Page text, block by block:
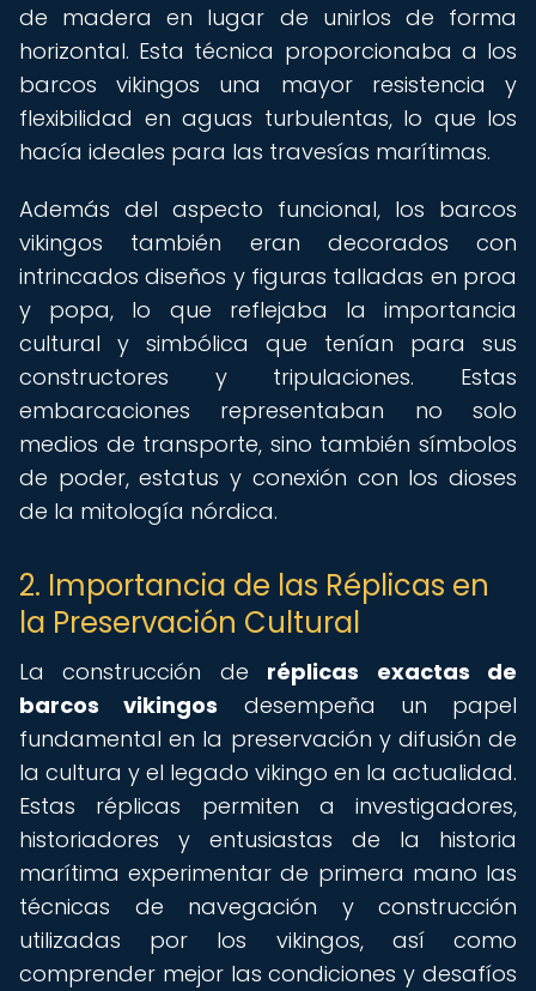
de madera en lugar de unirlos de forma
horizontal. Esta técnica proporcionaba a los
barcos vikingos una mayor resistencia y
flexibilidad en aguas turbulentas, lo que los
hacía ideales para las travesías marítimas.
Además del aspecto funcional, los barcos
vikingos también eran decorados con
intrincados diseños y figuras talladas en proa
y popa, lo que reflejaba la importancia
cultural y simbólica que tenían para sus
constructores y tripulaciones. Estas
embarcaciones representaban no solo
medios de transporte, sino también símbolos
de poder, estatus y conexión con los dioses
de la mitología nórdica.
2. Importancia de las Réplicas en
la Preservación Cultural
La construcción de réplicas exactas de
barcos vikingos desempeña un papel
fundamental en la preservación y difusión de
la cultura y el legado vikingo en la actualidad.
Estas réplicas permiten a investigadores,
historiadores y entusiastas de la historia
marítima experimentar de primera mano las
técnicas de navegación y construcción
utilizadas por los vikingos, así como
comprender mejor las condiciones y desafíos